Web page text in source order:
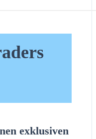
exklusiven